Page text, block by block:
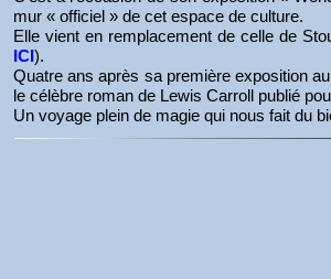
mur « officiel » de cet espace de culture.
Elle vient en remplacement de celle de
ICI).
Quatre ans après sa première exposition
le célèbre roman de Lewis Carroll publié
Un voyage plein de magie qui nous fait du